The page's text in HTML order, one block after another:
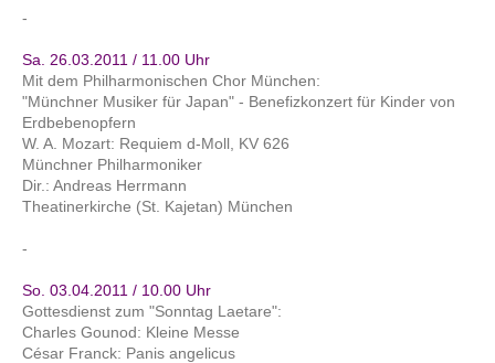
-
Sa. 26.03.2011 / 11.00 Uhr
Mit dem Philharmonischen Chor München:
"Münchner Musiker für Japan" - Benefizkonzert für Kinder von
Erdbebenopfern
W. A. Mozart: Requiem d-Moll, KV 626
Münchner Philharmoniker
Dir.: Andreas Herrmann
Theatinerkirche (St. Kajetan) München
-
So. 03.04.2011 / 10.00 Uhr
Gottesdienst zum "Sonntag Laetare":
Charles Gounod: Kleine Messe
César Franck: Panis angelicus